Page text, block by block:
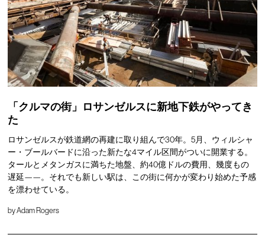
「クルマの街」ロサンゼルスに新地下鉄がやってき
た
ロサンゼルスが鉄道網の再建に取り組んで30年。5月、ウィルシャ
ー・ブールバードに沿った新たな4マイル区間がついに開業する。
タールとメタンガスに満ちた地盤、約40億ドルの費用、幾度もの
遅延——。それでも新しい駅は、この街に何かが変わり始めた予感
を漂わせている。
byAdam Rogers